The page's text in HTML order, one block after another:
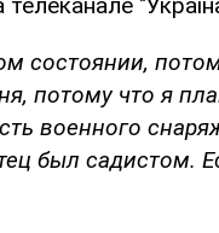
состоянии,
потому что я
военного
был садистом.